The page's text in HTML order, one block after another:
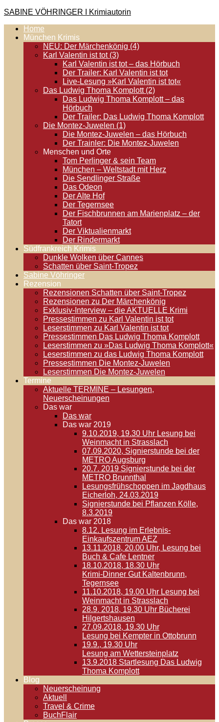
Zum
springen
SABINE VÖHRINGER I Krimiautorin
Krimis, bei denen das universell Menschliche im Vordergrund
steht. Spielen zentral in der Münchner Altstadt.
Home
München Krimis
NEU: Der Märchenkönig (4)
Karl Valentin ist tot (3)
Karl Valentin ist tot – das Hörbuch
Der Trailer: Karl Valentin ist tot
Live-Lesung »Karl Valentin ist tot«
Das Ludwig Thoma Komplott (2)
Das Ludwig Thoma Komplott – das
Hörbuch
Der Trailer: Das Ludwig Thoma Komplott
Die Montez-Juwelen (1)
Die Montez-Juwelen – das Hörbuch
Der Trainler: Die Montez-Juwelen
Menschen und Orte
Tom Perlinger & sein Team
München – Weltstadt mit Herz
Die Sendlinger Straße
Das Odeon
Der Alte Hof
Der Tegernsee
Der Fischbrunnen am Marienplatz – der
Tatort
Der Viktualienmarkt
Der Rindermarkt
Südfrankreich Krimis
Dunkle Wolken über Cannes
Schatten über Saint-Tropez
Sabine Vöhringer
Rezension
Rezensionen Schatten über Saint-Tropez
Rezensionen zu Der Märchenkönig
Exklusiv-Interview – die AKTUELLE Krimi
Pressestimmen zu Karl Valentin ist tot
Leserstimmen zu Karl Valentin ist tot
Pressestimmen Das Ludwig Thoma Komplott
Leserstimmen zu »Das Ludwig Thoma Komplott«
Leserstimmen zu das Ludwig Thoma Komplott
Pressestimmen Die Montez-Juwelen
Leserstimmen Die Montez-Juwelen
Termine
Aktuelle TERMINE – Lesungen,
Neuerscheinungen
Das war
Das war
Das war 2019
9.10.2019, 19.30 Uhr Lesung bei
Weinmacht in Strasslach
07.09.2020, Signierstunde bei der
METRO Augsburg
20.7. 2019 Signierstunde bei der
METRO Brunnthal
Lesungsfrühschoppen im Jagdhaus
Eicherloh, 24.03.2019
Signierstunde bei Pflanzen Kölle,
8.3.2019
Das war 2018
8.12. Lesung im Erlebnis-
Einkaufszentrum AEZ
13.11.2018, 20.00 Uhr, Lesung bei
Buch & Cafe Lentner
18.10.2018, 18.30 Uhr
Krimi-Dinner Gut Kaltenbrunn,
Tegernsee
11.10.2018, 19.00 Uhr Lesung bei
Weinmacht in Strasslach
28.9. 2018, 19.30 Uhr Bücherei
Hilgertshausen
27.09.2018, 19.30 Uhr
Lesung bei Kempter in Ottobrunn
19.9., 19.30 Uhr
Lesung am Wettersteinplatz
13.9.2018 Startlesung Das Ludwig
Thoma Komplott
Blog
Neuerscheinung
Aktuell
Travel & Crime
BuchFlair